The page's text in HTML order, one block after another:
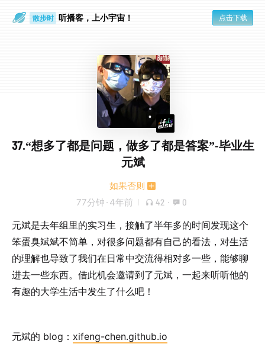
散步时 听播客，上小宇宙！ 点击下载
37.“想多了都是问题，做多了都是答案”-毕业生
元斌
如果否则
77分钟 · 4年前 42 · 0
元斌是去年组里的实习生，接触了半年多的时间发现这个
笨蛋臭斌斌不简单，对很多问题都有自己的看法，对生活
的理解也导致了我们在日常中交流得相对多一些，能够聊
进去一些东西。借此机会邀请到了元斌，一起来听听他的
有趣的大学生活中发生了什么吧！
元斌的 blog： xifeng-chen.github.io